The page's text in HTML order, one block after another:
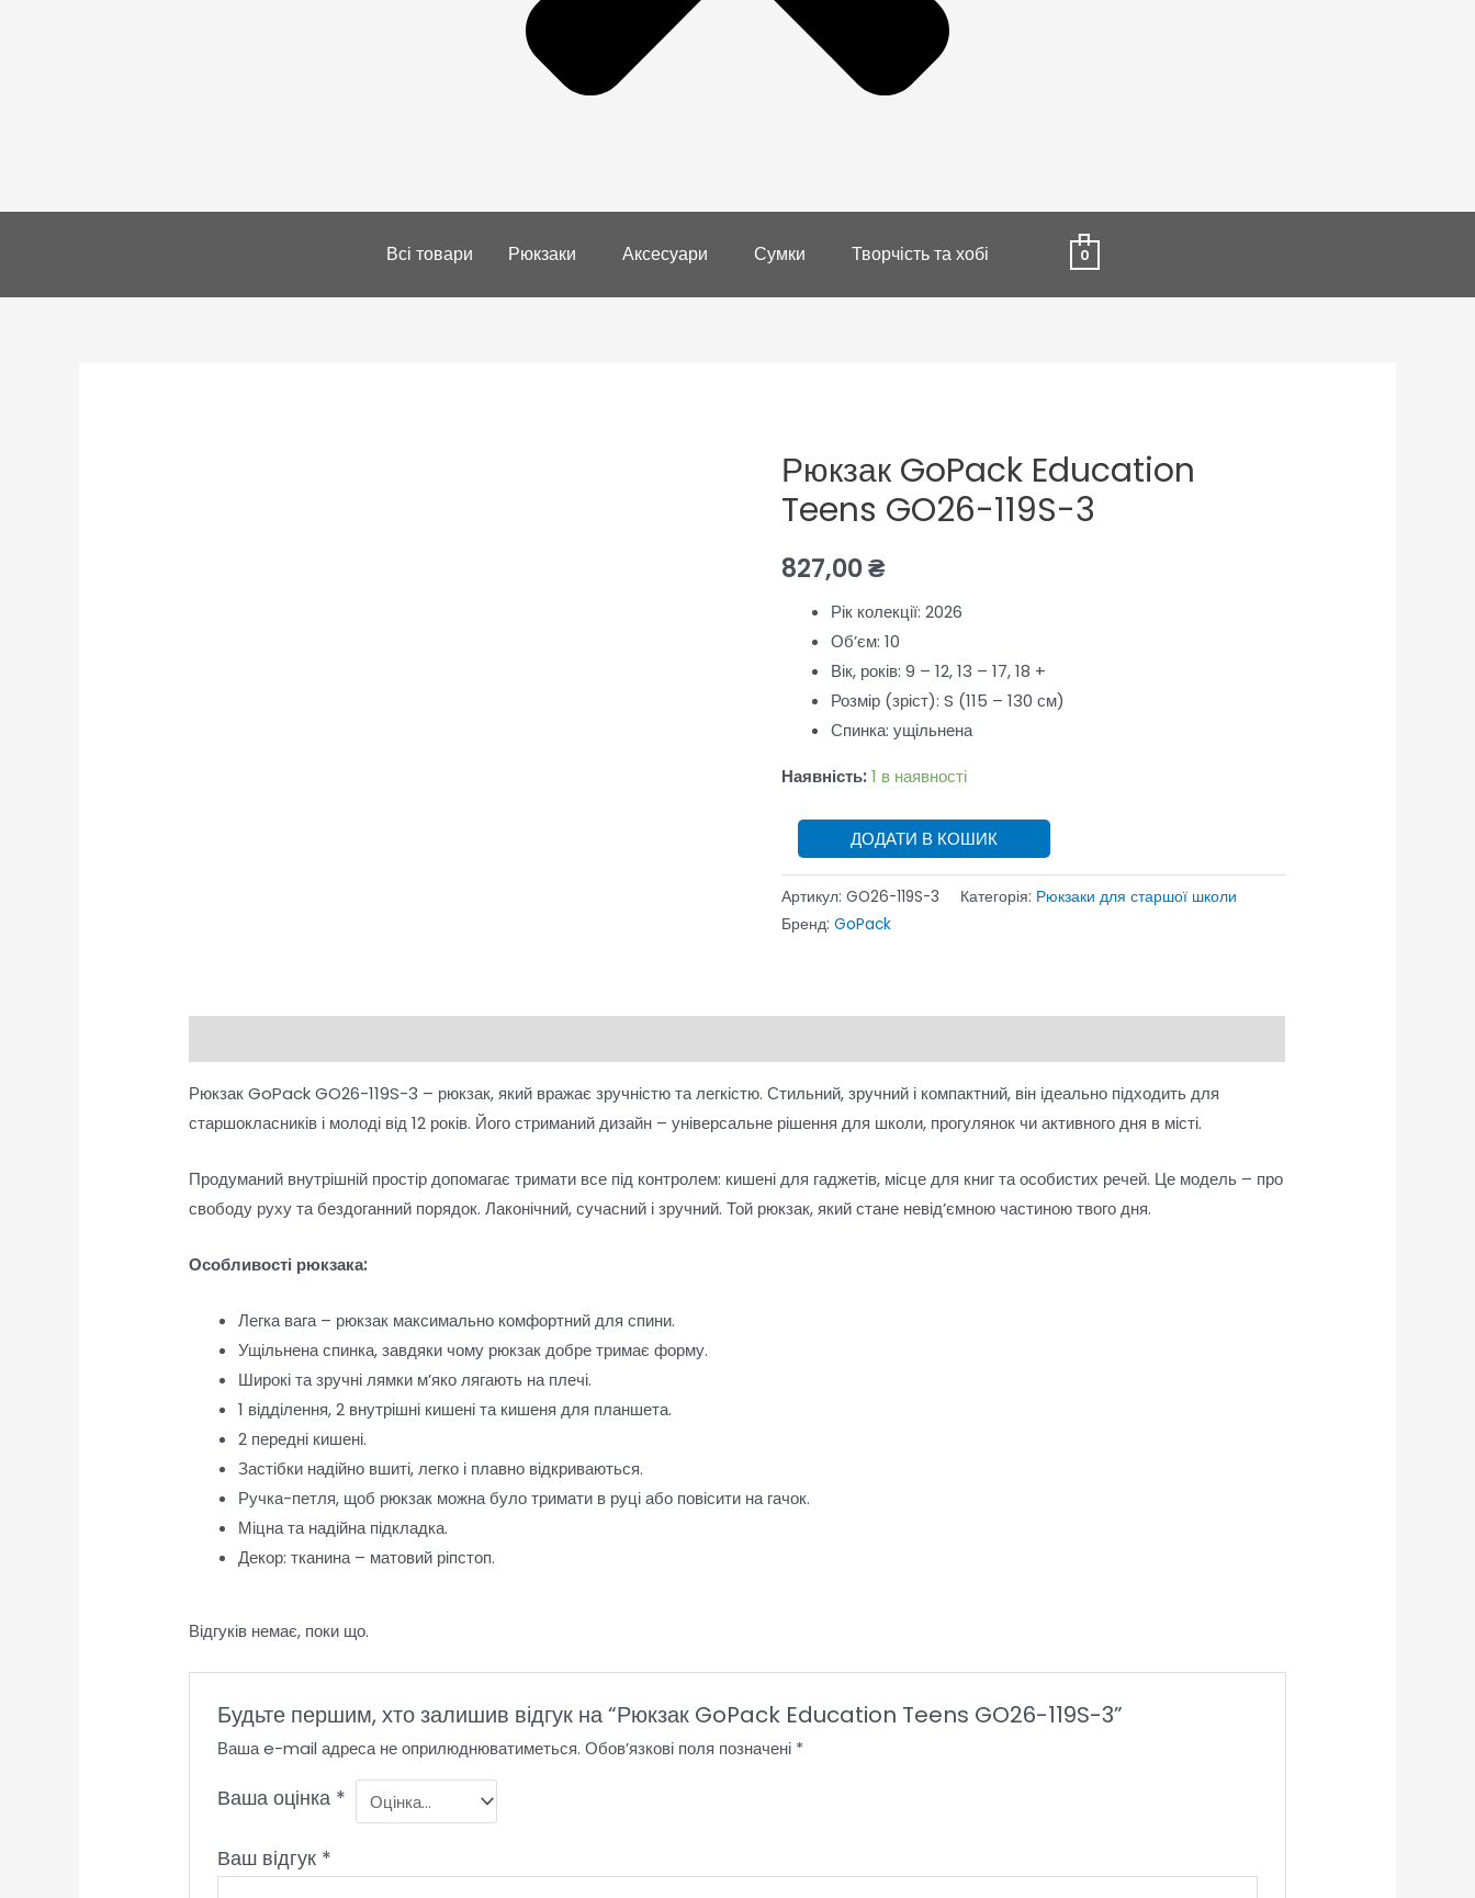
Всі товари Рюкзаки Аксесуари Сумки Творчість та хобі 0
Рюкзак GoPack Education
Teens GO26-119S-3
827,00₴
Рік колекції: 2026
Об’єм: 10
Вік, років: 9 – 12, 13 – 17, 18 +
Розмір (зріст): S (115 – 130 см)
Спинка: ущільнена
Наявність: 1 в наявності
Рюкзак
GoPack
Education
Teens
GO26-
119S-
кількість
ДОДАТИ В КОШИК
Артикул: GO26-119S-3 Категорія: Рюкзаки для старшої школи
Бренд: GoPack
Рюкзак GoPack GO26-119S-3 – рюкзак, який вражає зручністю та легкістю. Стильний, зручний і компактний, він ідеально підходить для
старшокласників і молоді від 12 років. Його стриманий дизайн – універсальне рішення для школи, прогулянок чи активного дня в місті.
Продуманий внутрішній простір допомагає тримати все під контролем: кишені для гаджетів, місце для книг та особистих речей. Це модель – про
свободу руху та бездоганний порядок. Лаконічний, сучасний і зручний. Той рюкзак, який стане невід’ємною частиною твого дня.
Особливості рюкзака:
Легка вага – рюкзак максимально комфортний для спини.
Ущільнена спинка, завдяки чому рюкзак добре тримає форму.
Широкі та зручні лямки м’яко лягають на плечі.
1 відділення, 2 внутрішні кишені та кишеня для планшета.
2 передні кишені.
Застібки надійно вшиті, легко і плавно відкриваються.
Ручка-петля, щоб рюкзак можна було тримати в руці або повісити на гачок.
Міцна та надійна підкладка.
Декор: тканина – матовий ріпстоп.
Відгуків немає, поки що.
Будьте першим, хто залишив відгук на “Рюкзак GoPack Education Teens GO26-119S-3”
Ваша e-mail адреса не оприлюднюватиметься. Обов’язкові поля позначені *
Ваша оцінка *
Ваш відгук *